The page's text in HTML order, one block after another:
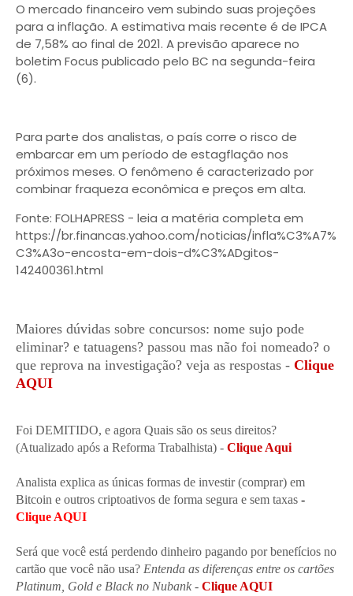
O mercado financeiro vem subindo suas projeções
para a inflação. A estimativa mais recente é de IPCA
de 7,58% ao final de 2021. A previsão aparece no
boletim Focus publicado pelo BC na segunda-feira
(6).
Para parte dos analistas, o país corre o risco de
embarcar em um período de estagflação nos
próximos meses. O fenômeno é caracterizado por
combinar fraqueza econômica e preços em alta.
Fonte: FOLHAPRESS - leia a matéria completa em
https://br.financas.yahoo.com/noticias/infla%C3%A7%
C3%A3o-encosta-em-dois-d%C3%ADgitos-
142400361.html
Maiores dúvidas sobre concursos: nome sujo pode
eliminar? e tatuagens? passou mas não foi nomeado? o
que reprova na investigação? veja as respostas - Clique
AQUI
Foi DEMITIDO, e agora Quais são os seus direitos?
(Atualizado após a Reforma Trabalhista) - Clique Aqui
Analista explica as únicas formas de investir (comprar) em
Bitcoin e outros criptoativos de forma segura e sem taxas
Clique AQUI
Será que você está perdendo dinheiro pagando por benefícios no
cartão que você não usa? Entenda as diferenças entre os cartões
Platinum, Gold e Black no Nubank - Clique AQUI